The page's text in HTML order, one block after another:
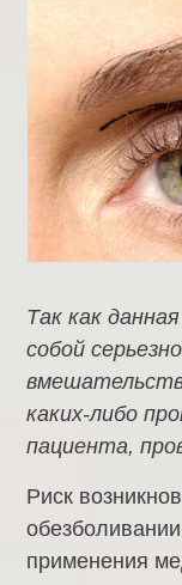
Так как
собой
каких-либо
пациента,
Риск
применения